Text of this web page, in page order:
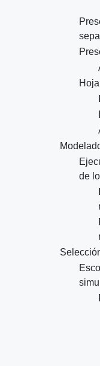
de